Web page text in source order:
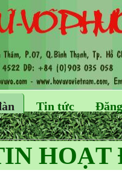
Tin tức
HOẠT